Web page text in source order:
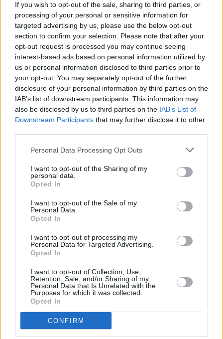
If you wish to opt-out of the sale, sharing to third parties, or
processing of your personal or sensitive information for
targeted advertising by us, please use the below opt-out
section to confirm your selection. Please note that after your
opt-out request is processed you may continue seeing
interest-based ads based on personal information utilized by
us or personal information disclosed to third parties prior to
your opt-out. You may separately opt-out of the further
disclosure of your personal information by third parties on the
IAB’s list of downstream participants. This information may
also be disclosed by us to third parties on the IAB’s List of
Downstream Participants that may further disclose it to other
Personal Data Processing Opt Outs
I want to opt-out of the Sharing of my
personal data.
Opted In
I want to opt-out of the Sale of my
Personal Data.
Opted In
I want to opt-out of processing my
Personal Data for Targeted Advertising.
Opted In
I want to opt-out of Collection, Use,
Retention, Sale, and/or Sharing of my
Personal Data that Is Unrelated with the
Purposes for which it was collected.
Opted In
CONFIRM
actuaciones de la “minituna” son muy flexibles, ya que
pueden durar desde media hora hasta cuatro veces más. La
iniciativa deja margen para la improvisación y se
interactúa con el público, que lo pasa en grande. Los
propios músicos se definen como amigos, de manera que
para ellos acudir y es como salir de fiesta. El colectivo está
muy presente en las redes sociales, donde suele “colgar”
fotografía con sus actuaciones en las que la alegría es
ominipresente.